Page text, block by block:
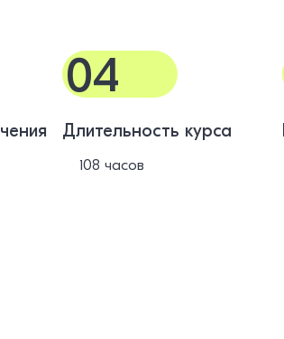
04
Длительность курса
108 часов